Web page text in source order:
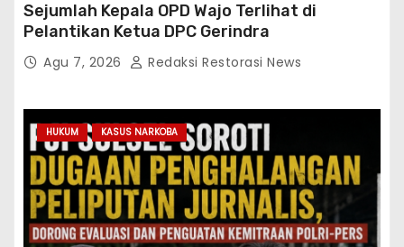
Sejumlah Kepala OPD Wajo Terlihat di
Pelantikan Ketua DPC Gerindra
Agu 7, 2026 Redaksi Restorasi News
HUKUM KASUS NARKOBA